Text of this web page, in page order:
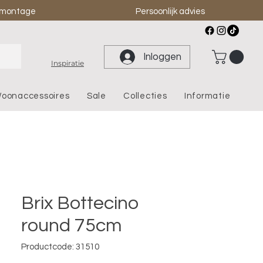
Persoonlijk advies
Inspiratie
Inloggen
Sale Collecties Informatie
Brix Bottecino
round 75cm
Productcode: 31510